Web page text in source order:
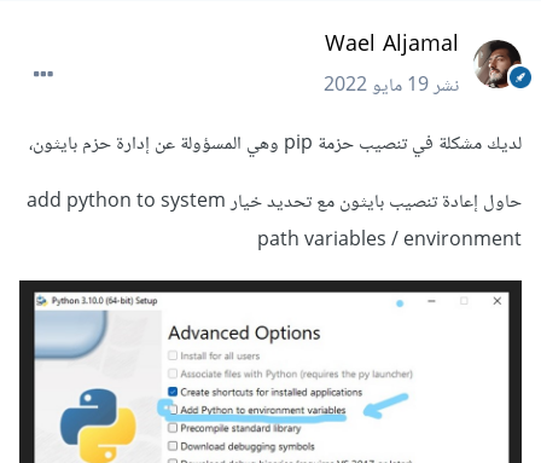
Wael Aljamal
نشر19 مايو 2022
لديك مشكلة في تنصيب حزمة pip وهي المسؤولة عن إدارة حزم بايثون،
حاول إعادة تنصيب بايثون مع تحديد خيار add python to system
path variables / environment